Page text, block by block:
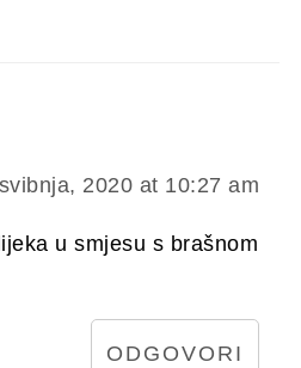
2020 at 10:27 am
u smjesu s brašnom
ODGOVORI